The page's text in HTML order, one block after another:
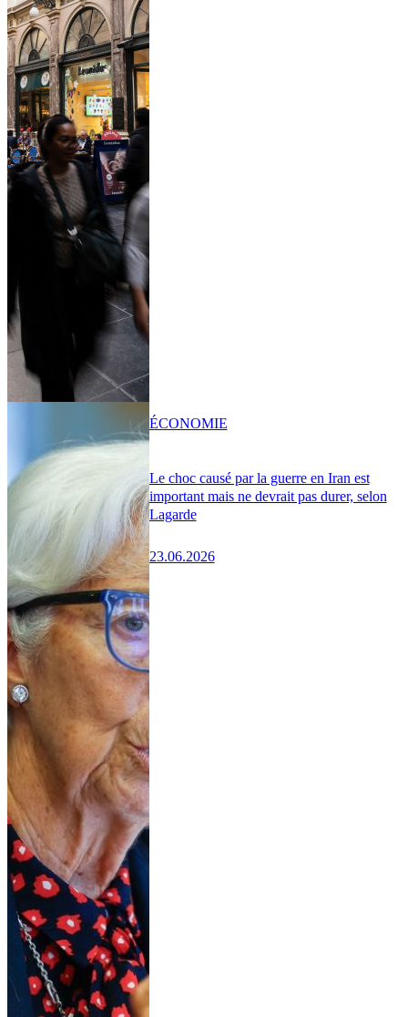
Le choc causé par la guerre en Iran est
important mais ne devrait pas durer, selon
Lagarde
23.06.2026
ÉCONOMIE